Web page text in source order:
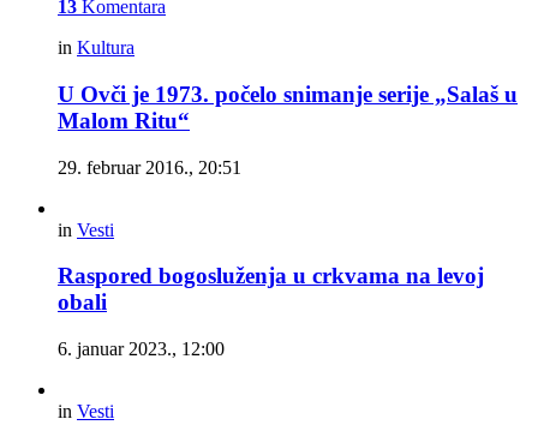
13 Komentara
in Kultura
U Ovči je 1973. počelo snimanje serije „Salaš u
Malom Ritu“
29. februar 2016., 20:51
in Vesti
Raspored bogosluženja u crkvama na levoj
obali
6. januar 2023., 12:00
in Vesti